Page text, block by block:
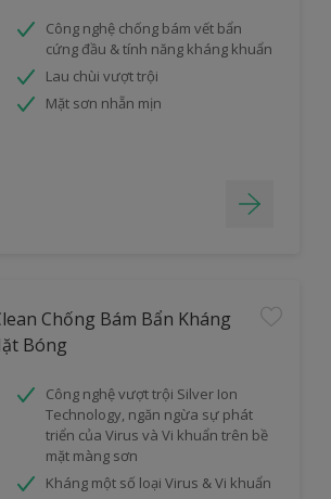
Công nghệ chống bám vết bẩn
cứng đầu & tính năng kháng khuẩn
Lau chùi vượt trội
Mặt sơn nhẵn mịn
Chống Bám Bẩn Kháng
Bóng
Công nghệ vượt trội Silver Ion
Technology, ngăn ngừa sự phát
triển của Virus và Vi khuẩn trên bề
mặt màng sơn
Kháng một số loại Virus & Vi khuẩn